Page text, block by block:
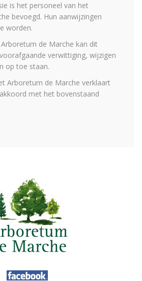
is het personeel van het
bevoegd. Hun aanwijzingen
worden.
de Marche kan dit
verwittiging, wijzigen
op toe staan.
Arboretum de Marche verklaart
met het bovenstaand